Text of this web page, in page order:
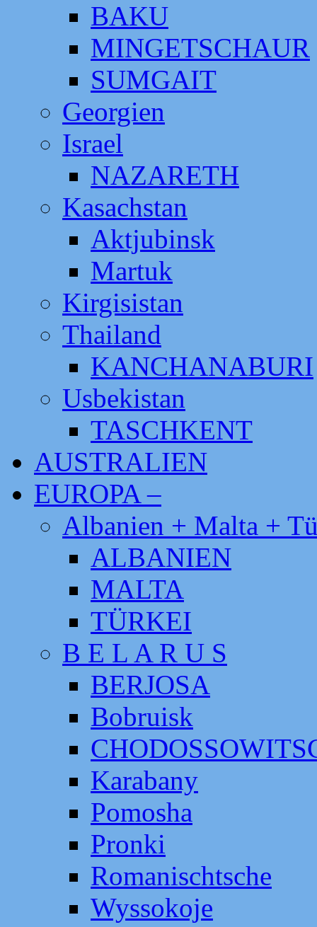
BAKU
MINGETSCHAUR
SUMGAIT
Georgien
Israel
NAZARETH
Kasachstan
Aktjubinsk
Martuk
Kirgisistan
Thailand
KANCHANABURI
Usbekistan
TASCHKENT
AUSTRALIEN
EUROPA –
Albanien + Malta +
ALBANIEN
MALTA
TÜRKEI
B E L A R U S
BERJOSA
Bobruisk
Karabany
Pomosha
Pronki
Romanischtsche
Wyssokoje